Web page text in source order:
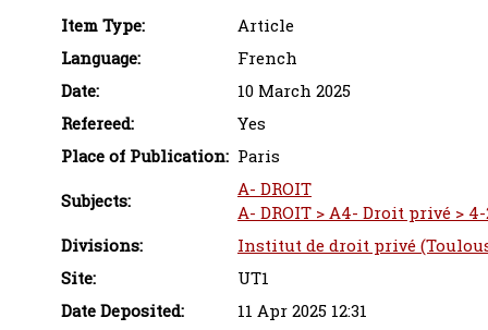
Item Type:
Article
Language:
French
Date:
10 March 2025
Refereed:
Yes
Place of Publication: Paris
Subjects:
A- DROIT
A- DROIT > A4- Droit privé >
Divisions:
Institut de droit privé
Site:
UT1
Date Deposited:
11 Apr 2025 12:31